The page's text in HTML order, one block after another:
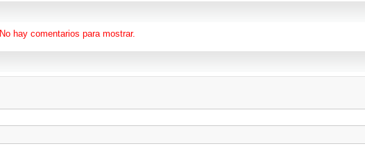
No hay comentarios para mostrar.